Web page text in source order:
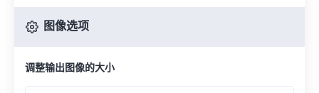
图像选项
调整输出图像的大小